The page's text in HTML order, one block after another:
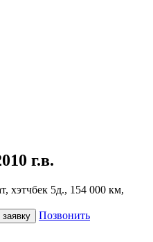
г.в.
хэтчбек 5д., 154 000 км,
Позвонить